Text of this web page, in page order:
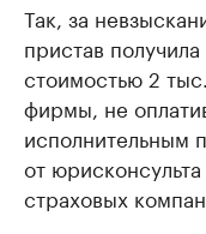
Так, за
пристав
стоимостью 2
фирмы, не
исполнительным
от
страховых